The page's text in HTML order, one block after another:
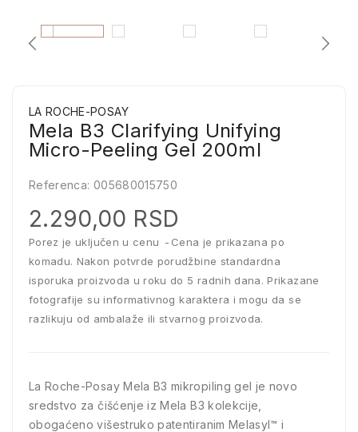
LA ROCHE-POSAY
Mela B3 Clarifying Unifying
Micro-Peeling Gel 200ml
Referenca: 005680015750
2.290,00 RSD
Porez je uključen u cenu
Cena je prikazana po
komadu. Nakon potvrde porudžbine standardna
isporuka proizvoda u roku do 5 radnih dana. Prikazane
fotografije su informativnog karaktera i mogu da se
razlikuju od ambalaže ili stvarnog proizvoda.
La Roche-Posay Mela B3 mikropiling gel je novo
sredstvo za čišćenje iz Mela B3 kolekcije,
obogaćeno višestruko patentiranim Melasyl™ i